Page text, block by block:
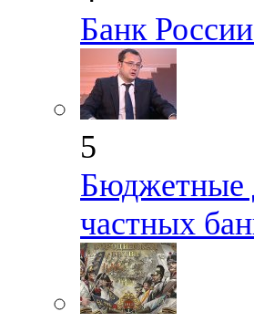
Банк
5
Бюджетные
частных